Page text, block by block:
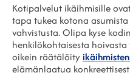
Kotipalvelut ikäihmisille
tapa tukea kotona
vahvistusta. Olipa kyse
henkilökohtaisesta
oikein räätälöity
elämänlaatua